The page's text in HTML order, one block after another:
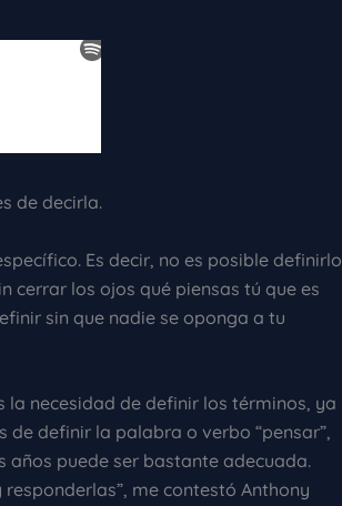
de decirla.
Es decir, no es posible definirlo
cerrar los ojos qué piensas tú que es
sin que nadie se oponga a tu
la necesidad de definir los términos, ya
definir la palabra o verbo “pensar”,
años puede ser bastante adecuada.
me contestó Anthony